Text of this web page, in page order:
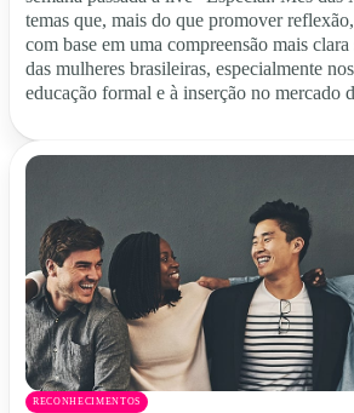
temas que, mais do que promover
com base em uma compreensão mais
das mulheres brasileiras, especialmente
educação formal e à inserção no mercado
RECONHECIMENTOS